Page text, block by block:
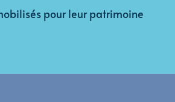
pour leur patrimoine